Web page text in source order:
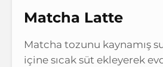
Matcha Latte
Matcha tozunu kaynamış
içine sıcak süt ekleyerek